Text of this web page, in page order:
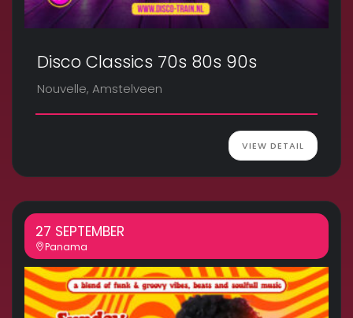
Disco Classics 70s 80s 90s
Nouvelle, Amstelveen
VIEW DETAIL
27 SEPTEMBER
Panama